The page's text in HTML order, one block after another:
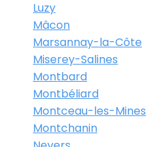
Luzy
Mâcon
Marsannay-la-Côte
Miserey-Salines
Montbard
Montbéliard
Montceau-les-Mines
Montchanin